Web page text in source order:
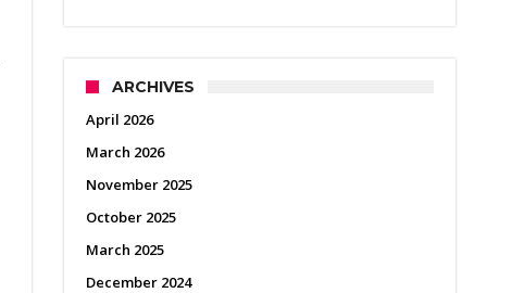
ARCHIVES
April 2026
March 2026
November 2025
October 2025
March 2025
December 2024